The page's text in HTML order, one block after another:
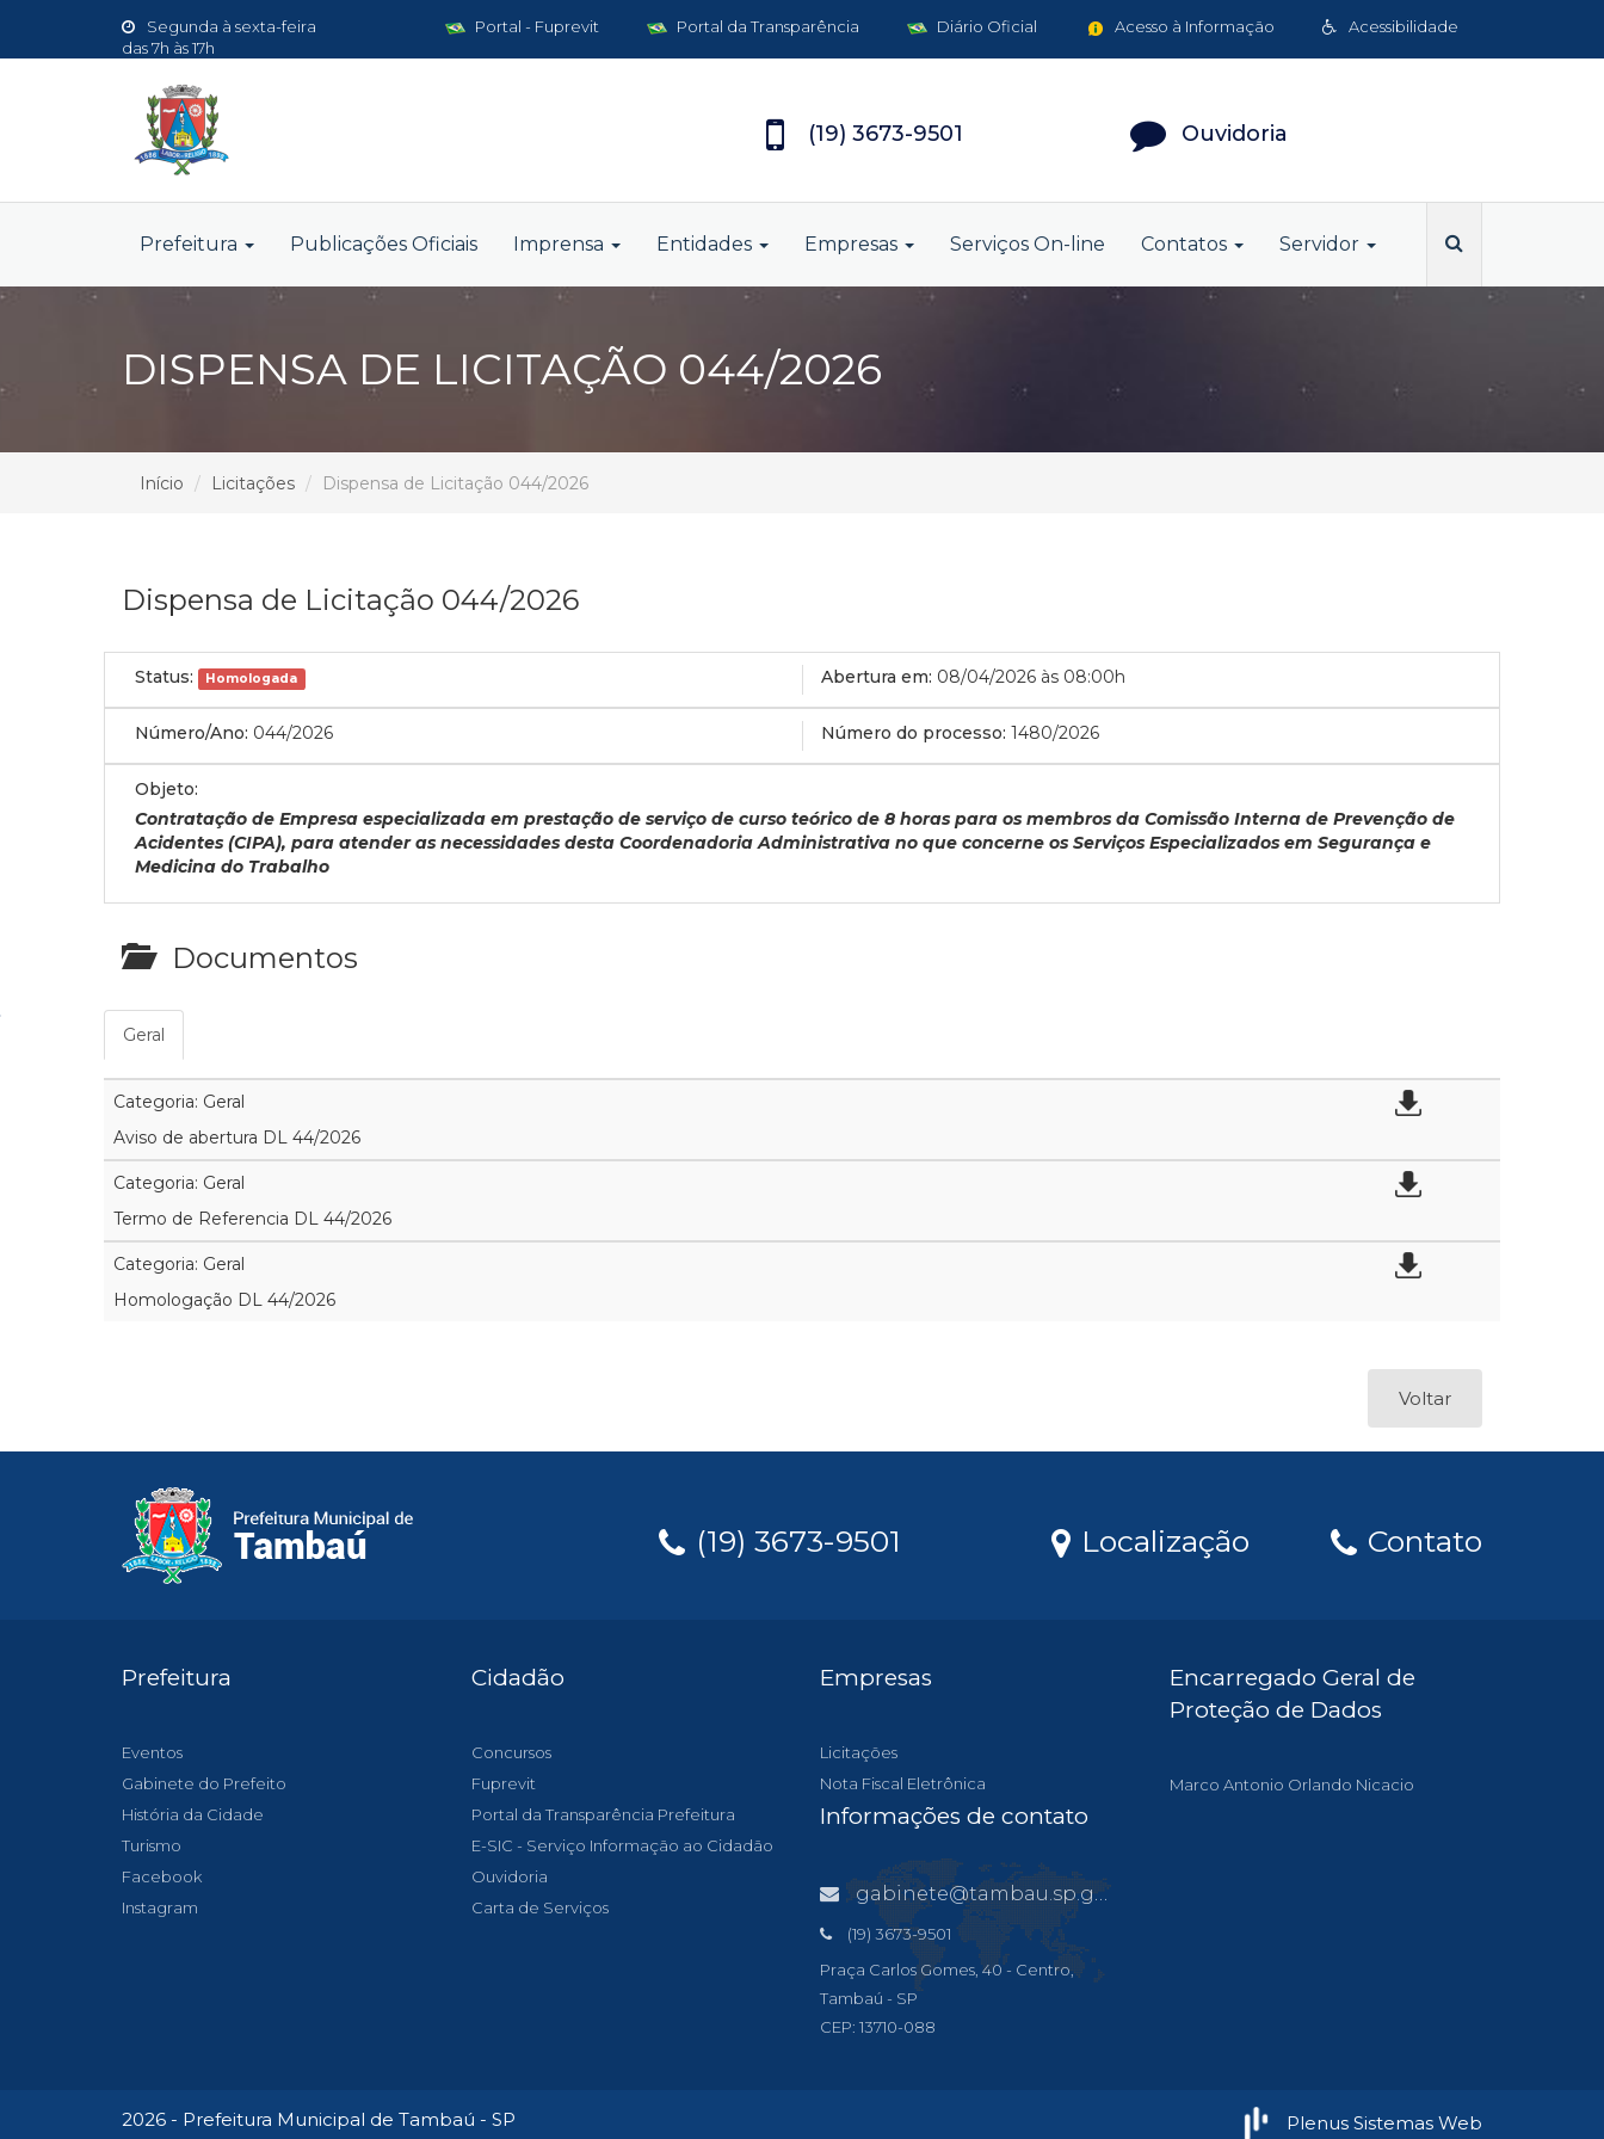
Segunda à sexta-feira
das 7h às 17h
Acessibilidade
Acesso à Informação
Diário Oficial
Portal da Transparência
Portal - Fuprevit
(19) 3673-9501 Ouvidoria
Prefeitura Publicações Oficiais Imprensa Entidades Empresas Serviços On-line Contatos Servidor
DISPENSA DE LICITAÇÃO 044/2026
Início Licitações Dispensa de Licitação 044/2026
Dispensa de Licitação 044/2026
Status: Homologada Abertura em: 08/04/2026 às 08:00h
Número/Ano: 044/2026 Número do processo: 1480/2026
Objeto:
Contratação de Empresa especializada em prestação de serviço de curso teórico de 8 horas para os membros da Comissão Interna de Prevenção de
Acidentes (CIPA), para atender as necessidades desta Coordenadoria Administrativa no que concerne os Serviços Especializados em Segurança e
Medicina do Trabalho
Documentos
Geral
Categoria: Geral
Aviso de abertura DL 44/2026
Categoria: Geral
Termo de Referencia DL 44/2026
Categoria: Geral
Homologação DL 44/2026
Voltar
(19) 3673-9501 Localização Contato
Prefeitura
Eventos
Gabinete do Prefeito
História da Cidade
Turismo
Facebook
Instagram
Cidadão
Concursos
Fuprevit
Portal da Transparência Prefeitura
E-SIC - Serviço Informação ao Cidadão
Ouvidoria
Carta de Serviços
Empresas
Licitações
Nota Fiscal Eletrônica
Encarregado Geral de
Proteção de Dados
Marco Antonio Orlando Nicacio
Informações de contato
gabinete@tambau.sp.gov.br
(19) 3673-9501
Praça Carlos Gomes, 40 - Centro,
Tambaú - SP
CEP: 13710-088
2026 - Prefeitura Municipal de Tambaú - SP Plenus Sistemas Web